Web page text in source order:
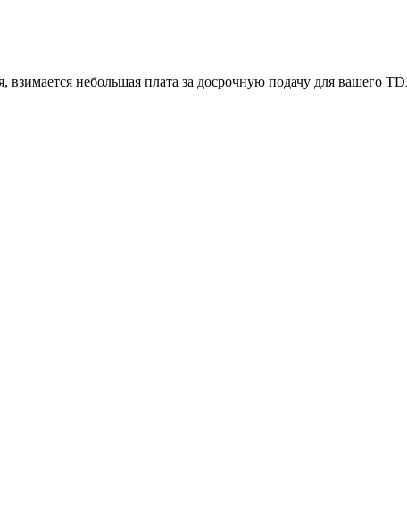
взимается небольшая плата за досрочную подачу для вашего